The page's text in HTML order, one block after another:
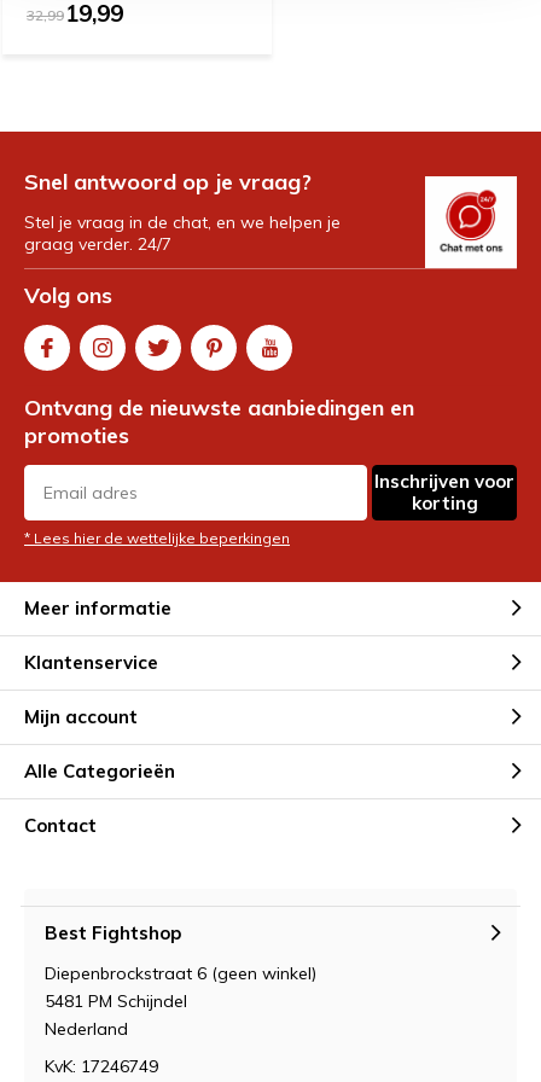
32,9919,99
Snel antwoord op je vraag?
Stel je vraag in de chat, en we helpen je
graag verder. 24/7
Volg ons
Ontvang de nieuwste aanbiedingen en
promoties
Inschrijven voor
korting
* Lees hier de wettelijke beperkingen
Meer informatie
Klantenservice
Mijn account
Alle Categorieën
Contact
Best Fightshop
Diepenbrockstraat 6 (geen winkel)
5481 PM Schijndel
Nederland
KvK: 17246749